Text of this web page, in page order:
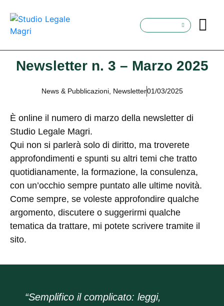
Newsletter n. 3 – Marzo 2025
News & Pubblicazioni, Newsletter01/03/2025
È online il numero di marzo della newsletter di
Studio Legale Magri.
Qui non si parlerà solo di diritto, ma troverete
approfondimenti e spunti su altri temi che tratto
quotidianamente, la formazione, la consulenza,
con un’occhio sempre puntato alle ultime novità.
Come sempre, se voleste approfondire qualche
argomento, discutere o suggerirmi qualche
tematica da trattare, mi potete scrivere tramite il
sito.
“Semplifico il complicato: leggi,